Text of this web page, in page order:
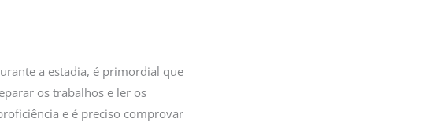
a estadia, é primordial que
os trabalhos e ler os
e é preciso comprovar